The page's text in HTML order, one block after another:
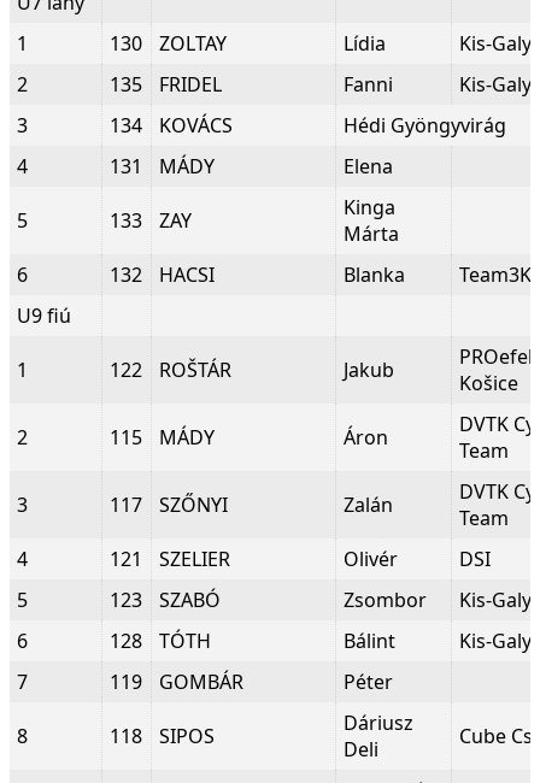
1
130 ZOLTAY Lídia
Kis-
2
135 FRIDEL Fanni
Kis-
3
134 KOVÁCS
Hédi Gyöngyvirág
4
131 MÁDY Elena
5 133 ZAY
Kinga
Márta
6
132 HACSI Blanka
Team3K
U9 fiú
1 122 ROŠTÁR Jakub
Košice
2 115 MÁDY Áron
DVTK
Team
3 117 SZŐNYI Zalán
DVTK
Team
4
121 SZELIER Olivér
DSI
5
123 SZABÓ Zsombor
Kis-
6
128 TÓTH Bálint
Kis-
7
119 GOMBÁR Péter
8 118 SIPOS
Dáriusz
Deli
Cube